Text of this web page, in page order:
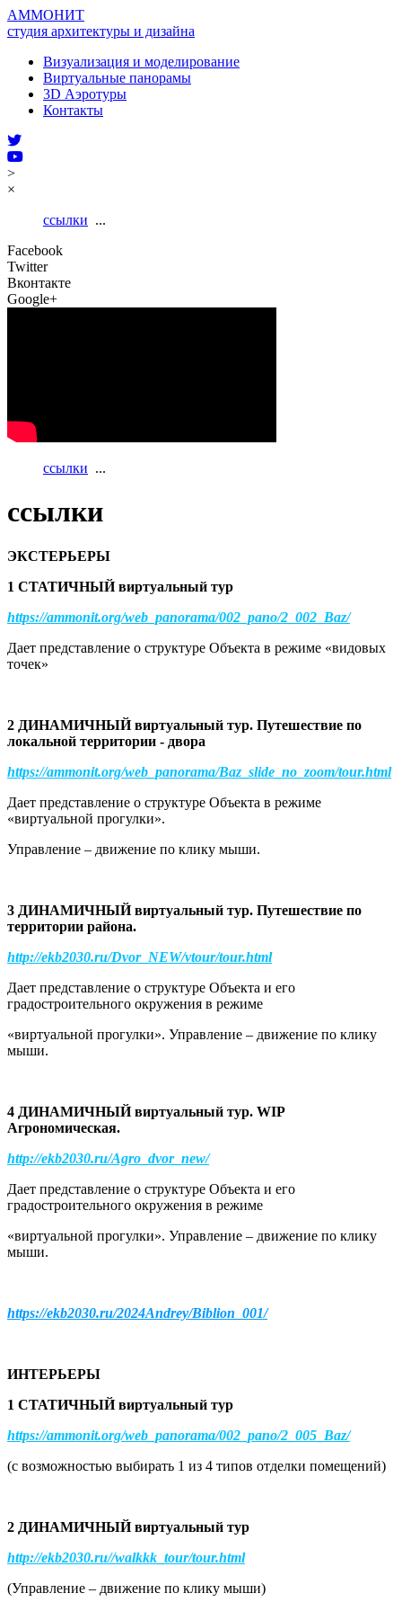
АММОНИТ
студия архитектуры и дизайна
Визуализация и моделирование
Виртуальные панорамы
3D Аэротуры
Контакты
>
×
ссылки ...
Facebook
Twitter
Вконтакте
Google+
ссылки ...
ссылки
ЭКСТЕРЬЕРЫ
1 СТАТИЧНЫЙ виртуальный тур
https://ammonit.org/web_panorama/002_pano/2_002_Baz/
Дает представление о структуре Объекта в режиме «видовых
точек»
2 ДИНАМИЧНЫЙ виртуальный тур. Путешествие по
локальной территории - двора
https://ammonit.org/web_panorama/Baz_slide_no_zoom/tour.html
Дает представление о структуре Объекта в режиме
«виртуальной прогулки».
Управление – движение по клику мыши.
3 ДИНАМИЧНЫЙ виртуальный тур. Путешествие по
территории района.
http://ekb2030.ru/Dvor_NEW/vtour/tour.html
Дает представление о структуре Объекта и его
градостроительного окружения в режиме
«виртуальной прогулки». Управление – движение по клику
мыши.
4 ДИНАМИЧНЫЙ виртуальный тур. WIP
Агрономическая.
http://ekb2030.ru/Agro_dvor_new/
Дает представление о структуре Объекта и его
градостроительного окружения в режиме
«виртуальной прогулки». Управление – движение по клику
мыши.
https://ekb2030.ru/2024Andrey/Biblion_001/
ИНТЕРЬЕРЫ
1 СТАТИЧНЫЙ виртуальный тур
https://ammonit.org/web_panorama/002_pano/2_005_Baz/
(с возможностью выбирать 1 из 4 типов отделки помещений)
2 ДИНАМИЧНЫЙ виртуальный тур
http://ekb2030.ru//walkkk_tour/tour.html
(Управление – движение по клику мыши)